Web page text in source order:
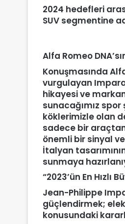
2024 hedefleri
SUV segmentine
Alfa Romeo DNA’
Konuşmasında
vurgulayan
hikayesi ve
sunacağımız
köklerimizle olan
sadece bir
önemli bir sinyal
İtalyan
sunmaya
“2023’ün En Hızlı
Jean-Philippe
güçlendirmek;
konusundaki